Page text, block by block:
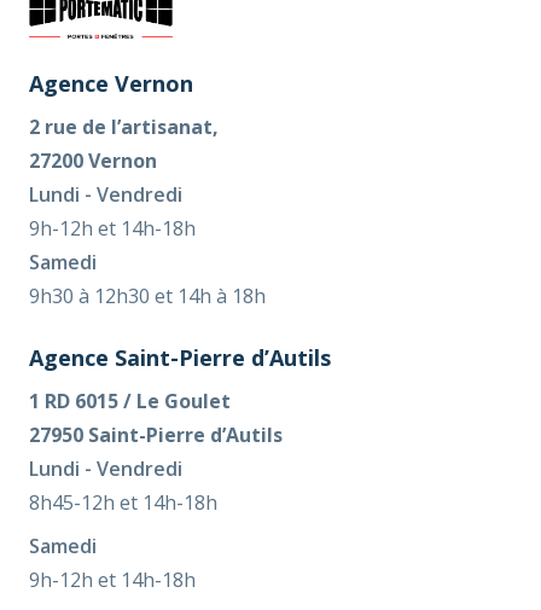
Agence Vernon
2 rue de l’artisanat,
27200 Vernon
Lundi - Vendredi
9h-12h et 14h-18h
Samedi
9h30 à 12h30 et 14h à 18h
Agence Saint-Pierre d’Autils
1 RD 6015 / Le Goulet
27950 Saint-Pierre d’Autils
Lundi - Vendredi
8h45-12h et 14h-18h
Samedi
9h-12h et 14h-18h